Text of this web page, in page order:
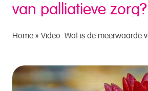
van palliatieve zorg?
Home » Video: Wat is de meerwaarde